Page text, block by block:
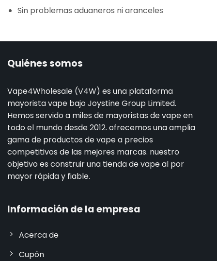
Sin problemas aduaneros ni aranceles
Quiénes somos
Vape4Wholesale (V4W) es una plataforma
mayorista vape bajo Joystine Group Limited.
Hemos servido a miles de mayoristas de vape en
todo el mundo desde 2012. ofrecemos una amplia
gama de productos de vape a precios
competitivos de las mejores marcas. nuestro
objetivo es construir una tienda de vape al por
mayor rápida y fiable.
Información de la empresa
Acerca de
Cupón